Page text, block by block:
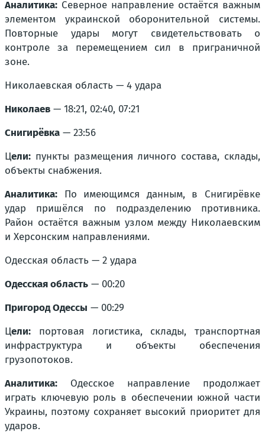
Аналитика: Северное направление остаётся важным
элементом украинской оборонительной системы.
Повторные удары могут свидетельствовать о
контроле за перемещением сил в приграничной
зоне.
Николаевская область — 4 удара
Николаев — 18:21, 02:40, 07:21
Снигирёвка — 23:56
Цели: пункты размещения личного состава, склады,
объекты снабжения.
Аналитика: По имеющимся данным, в Снигирёвке
удар пришёлся по подразделению противника.
Район остаётся важным узлом между Николаевским
и Херсонским направлениями.
Одесская область — 2 удара
Одесская область — 00:20
Пригород Одессы — 00:29
Цели: портовая логистика, склады, транспортная
инфраструктура и объекты обеспечения
грузопотоков.
Аналитика: Одесское направление продолжает
играть ключевую роль в обеспечении южной части
Украины, поэтому сохраняет высокий приоритет для
ударов.